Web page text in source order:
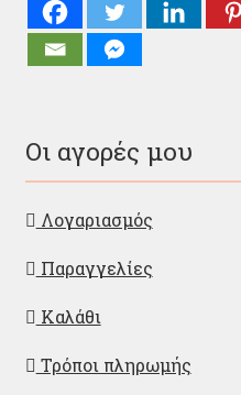
Οι αγορές μου
Λογαριασμός
Παραγγελίες
Καλάθι
Τρόποι πληρωμής